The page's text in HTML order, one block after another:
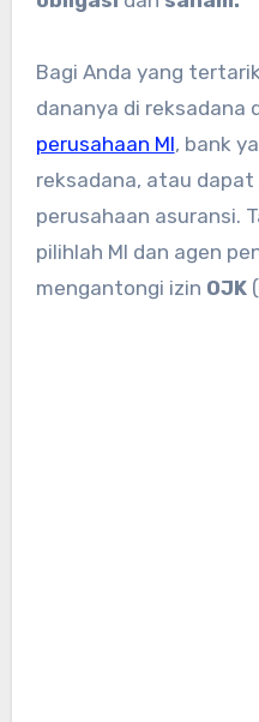
Bagi Anda yang
dananya di reksadana
perusahaan MI, bank
reksadana, atau
perusahaan asuransi.
pilihlah MI dan agen
mengantongi izin OJK